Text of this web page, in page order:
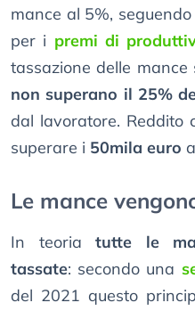
mance al 5%,
per i premi di
tassazione delle
non superano il 25%
dal lavoratore. Reddito
superare i 50mila euro
Le mance
In teoria tutte le
tassate: secondo una
del 2021 questo